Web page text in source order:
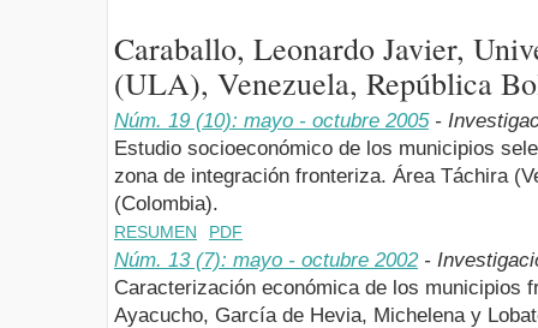
Caraballo, Leonardo Javier,
(ULA), Venezuela, República
Núm. 19 (10): mayo - octubre 2005-
Estudio socioeconómico de los municipios
zona de integración fronteriza. Área Táchira
(Colombia).
RESUMEN PDF
Núm. 13 (7): mayo - octubre 2002-
Caracterización económica de los municipios
Ayacucho, García de Hevia, Michelena y